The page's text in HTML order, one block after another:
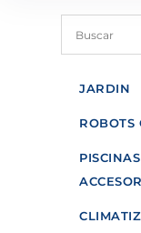
JARDIN
ROBOTS